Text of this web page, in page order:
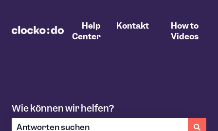
Help
Center
Kontakt
How to
Videos
Wie können wir helfen?